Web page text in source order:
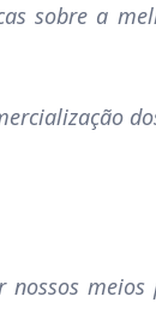
sobre a
nossos